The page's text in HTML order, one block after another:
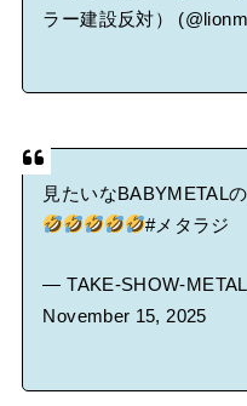
ラー建設反対）
見たいなBABYMETAL
#メタラジ
— TAKE-SHOW-
November 15, 2025